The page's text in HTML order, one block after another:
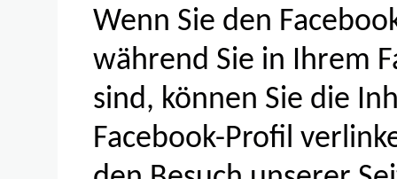
Wenn Sie den
während Sie in Ihrem
sind, können Sie die
Facebook-Profil